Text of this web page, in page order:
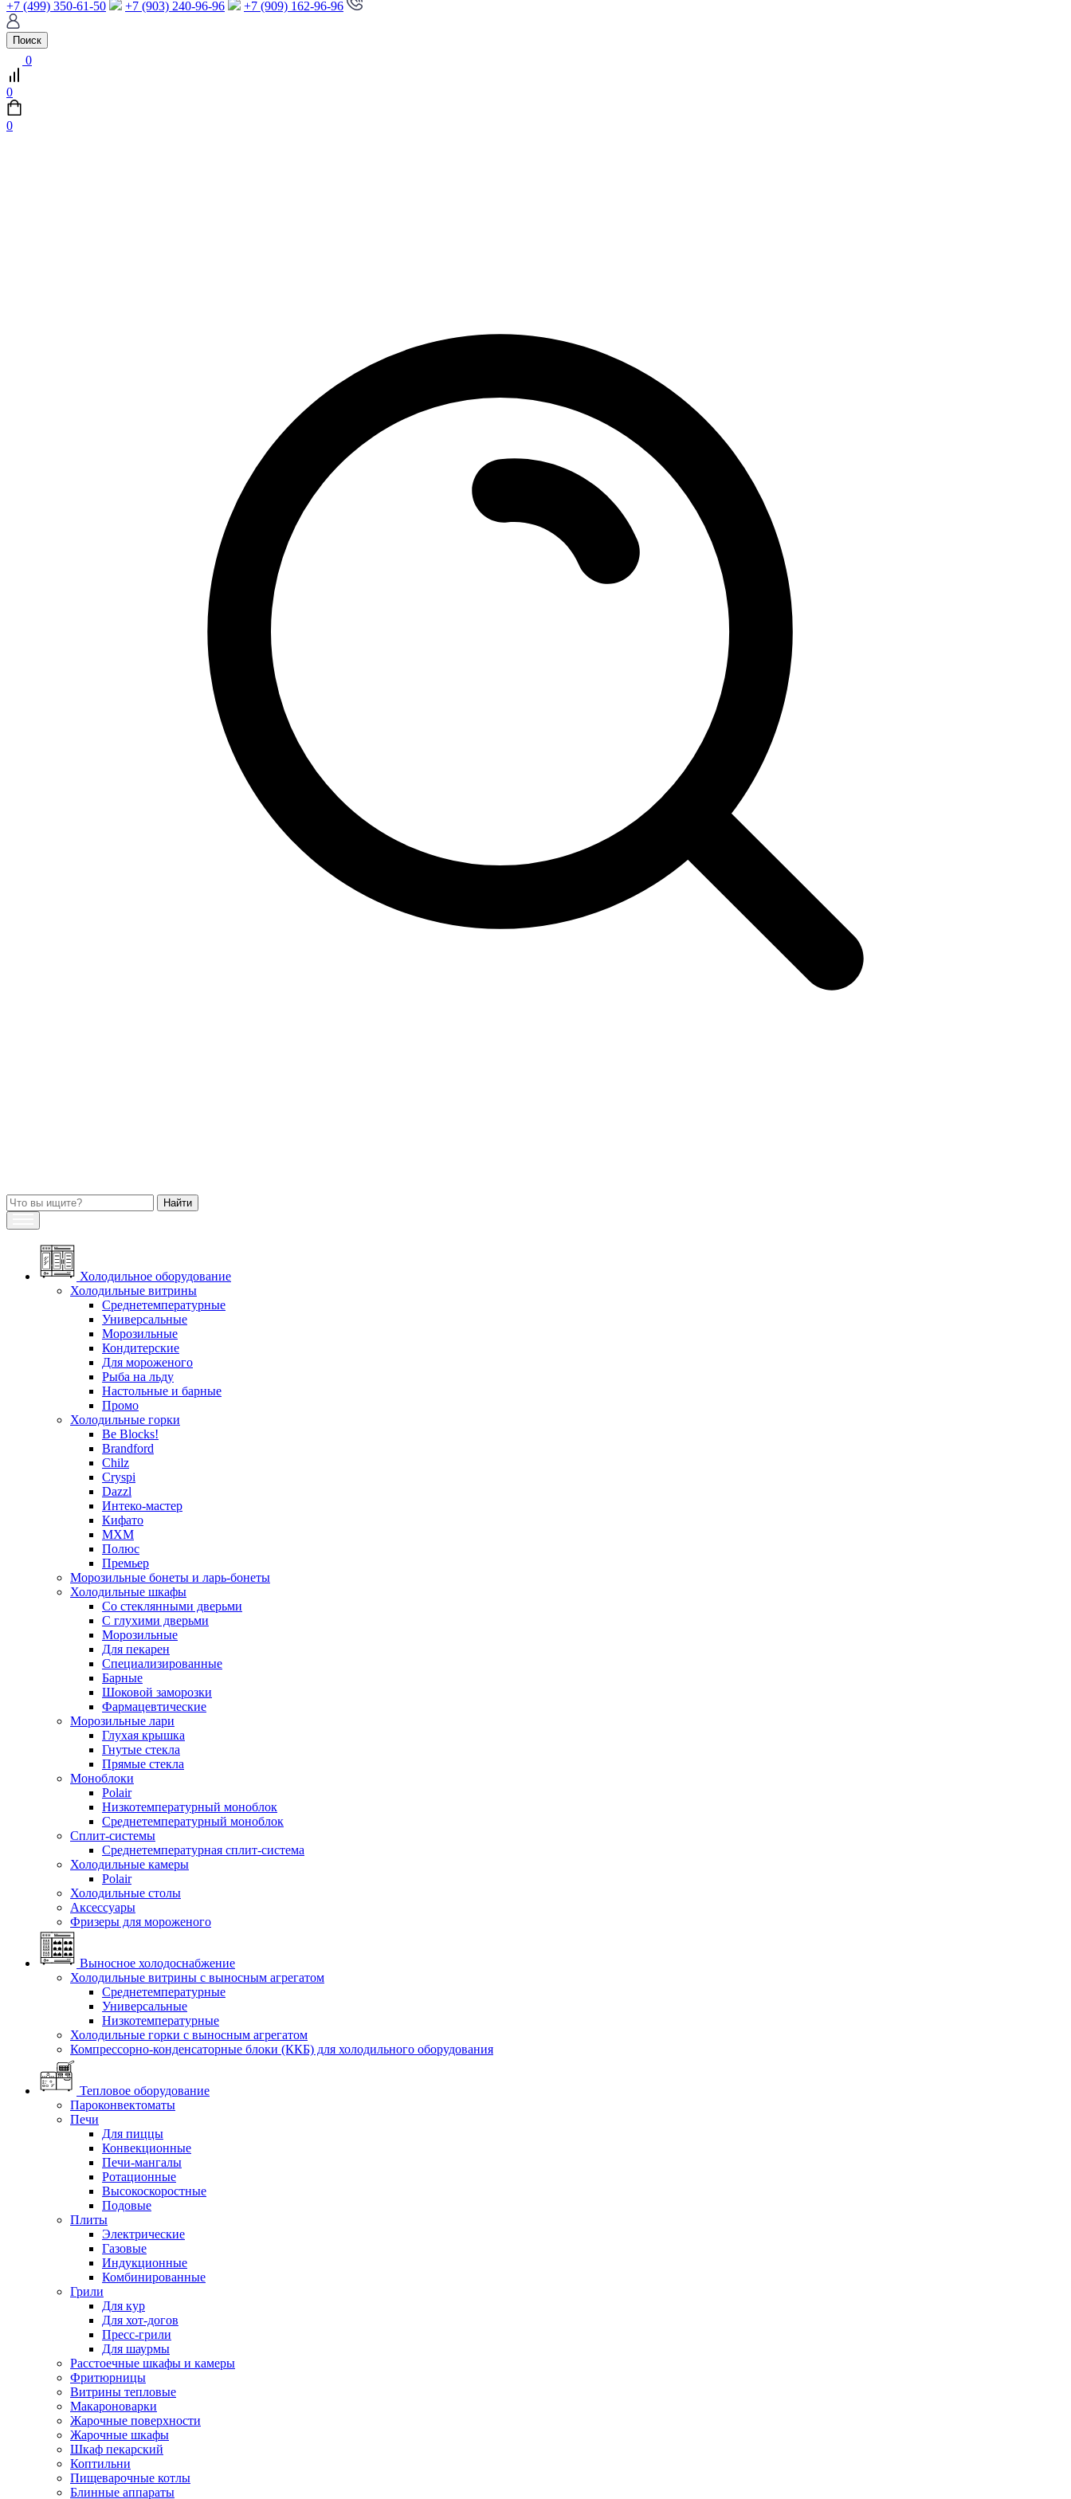
+7 (499) 350-61-50 +7 (903) 240-96-96 +7 (909) 162-96-96
Поиск
0
0
0
Холодильное оборудование
Холодильные витрины
Среднетемпературные
Универсальные
Морозильные
Кондитерские
Для мороженого
Рыба на льду
Настольные и барные
Промо
Холодильные горки
Be Blocks!
Brandford
Chilz
Cryspi
Dazzl
Интеко-мастер
Кифато
МХМ
Полюс
Премьер
Морозильные бонеты и ларь-бонеты
Холодильные шкафы
Со стеклянными дверьми
С глухими дверьми
Морозильные
Для пекарен
Специализированные
Барные
Шоковой заморозки
Фармацевтические
Морозильные лари
Глухая крышка
Гнутые стекла
Прямые стекла
Моноблоки
Polair
Низкотемпературный моноблок
Среднетемпературный моноблок
Сплит-системы
Среднетемпературная сплит-система
Холодильные камеры
Polair
Холодильные столы
Аксессуары
Фризеры для мороженого
Выносное холодоснабжение
Холодильные витрины с выносным агрегатом
Среднетемпературные
Универсальные
Низкотемпературные
Холодильные горки с выносным агрегатом
Компрессорно-конденсаторные блоки (ККБ) для холодильного оборудования
Тепловое оборудование
Пароконвектоматы
Печи
Для пиццы
Конвекционные
Печи-мангалы
Ротационные
Высокоскоростные
Подовые
Плиты
Электрические
Газовые
Индукционные
Комбинированные
Грили
Для кур
Для хот-догов
Пресс-грили
Для шаурмы
Расстоечные шкафы и камеры
Фритюрницы
Витрины тепловые
Макароноварки
Жарочные поверхности
Жарочные шкафы
Шкаф пекарский
Коптильни
Пищеварочные котлы
Блинные аппараты